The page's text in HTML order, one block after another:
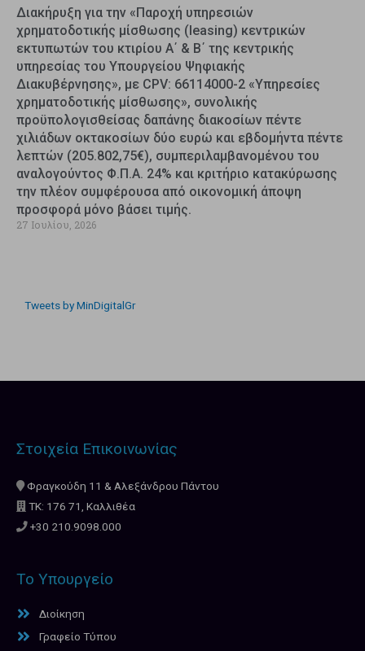
Διακήρυξη για την «Παροχή υπηρεσιών
χρηματοδοτικής μίσθωσης (leasing) κεντρικών
εκτυπωτών του κτιρίου Α΄ & Β΄ της κεντρικής
υπηρεσίας του Υπουργείου Ψηφιακής
Διακυβέρνησης», με CPV: 66114000-2 «Υπηρεσίες
χρηματοδοτικής μίσθωσης», συνολικής
προϋπολογισθείσας δαπάνης διακοσίων πέντε
χιλιάδων οκτακοσίων δύο ευρώ και εβδομήντα πέντε
λεπτών (205.802,75€), συμπεριλαμβανομένου του
αναλογούντος Φ.Π.Α. 24% και κριτήριο κατακύρωσης
την πλέον συμφέρουσα από οικονομική άποψη
προσφορά μόνο βάσει τιμής.
27 Ιουλίου, 2026
Tweets by MinDigitalGr
Στοιχεία Επικοινωνίας
Φραγκούδη 11 & Αλεξάνδρου Πάντου
ΤΚ: 176 71, Καλλιθέα
+30 210.9098.000
Το Υπουργείο
Διοίκηση
Γραφείο Τύπου